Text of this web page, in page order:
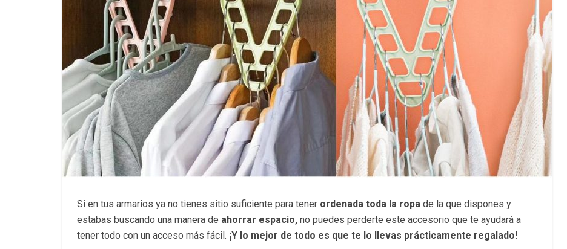
Si en tus armarios ya no tienes sitio suficiente para tener ordenada toda la ropa de la que dispones y
estabas buscando una manera de ahorrar espacio, no puedes perderte este accesorio que te ayudará a
tener todo con un acceso más fácil. ¡Y lo mejor de todo es que te lo llevas prácticamente regalado!